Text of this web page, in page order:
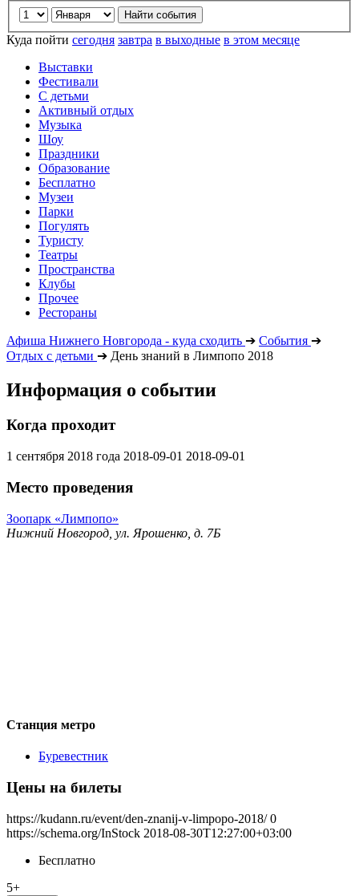
Куда пойти сегодня завтра в выходные в этом месяце
Выставки
Фестивали
С детьми
Активный отдых
Музыка
Шоу
Праздники
Образование
Бесплатно
Музеи
Парки
Погулять
Туристу
Театры
Пространства
Клубы
Прочее
Рестораны
Афиша Нижнего Новгорода - куда сходить ➔ События ➔
Отдых с детьми ➔ День знаний в Лимпопо 2018
Информация о событии
Когда проходит
1 сентября 2018 года 2018-09-01 2018-09-01
Место проведения
Зоопарк «Лимпопо»
Нижний Новгород, ул. Ярошенко, д. 7Б
Станция метро
Буревестник
Цены на билеты
https://kudann.ru/event/den-znanij-v-limpopo-2018/ 0
https://schema.org/InStock 2018-08-30T12:27:00+03:00
Бесплатно
5+